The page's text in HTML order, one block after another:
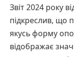
Звіт 2024 року
підкреслив, що
якусь форму
відображає